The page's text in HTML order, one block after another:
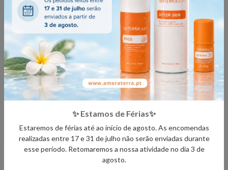
Entrega entre 7 a 10 días
AE Passion™ Óleo Essencial
5 mL -..
68,57€
Ginger (Gengibre) Óleo
Essencial ..
✨ Estamos de Férias✨
Estaremos de férias até ao início de agosto. As encomendas
realizadas entre 17 e 31 de julho não serão enviadas durante
esse período. Retomaremos a nossa atividade no dia 3 de
agosto.